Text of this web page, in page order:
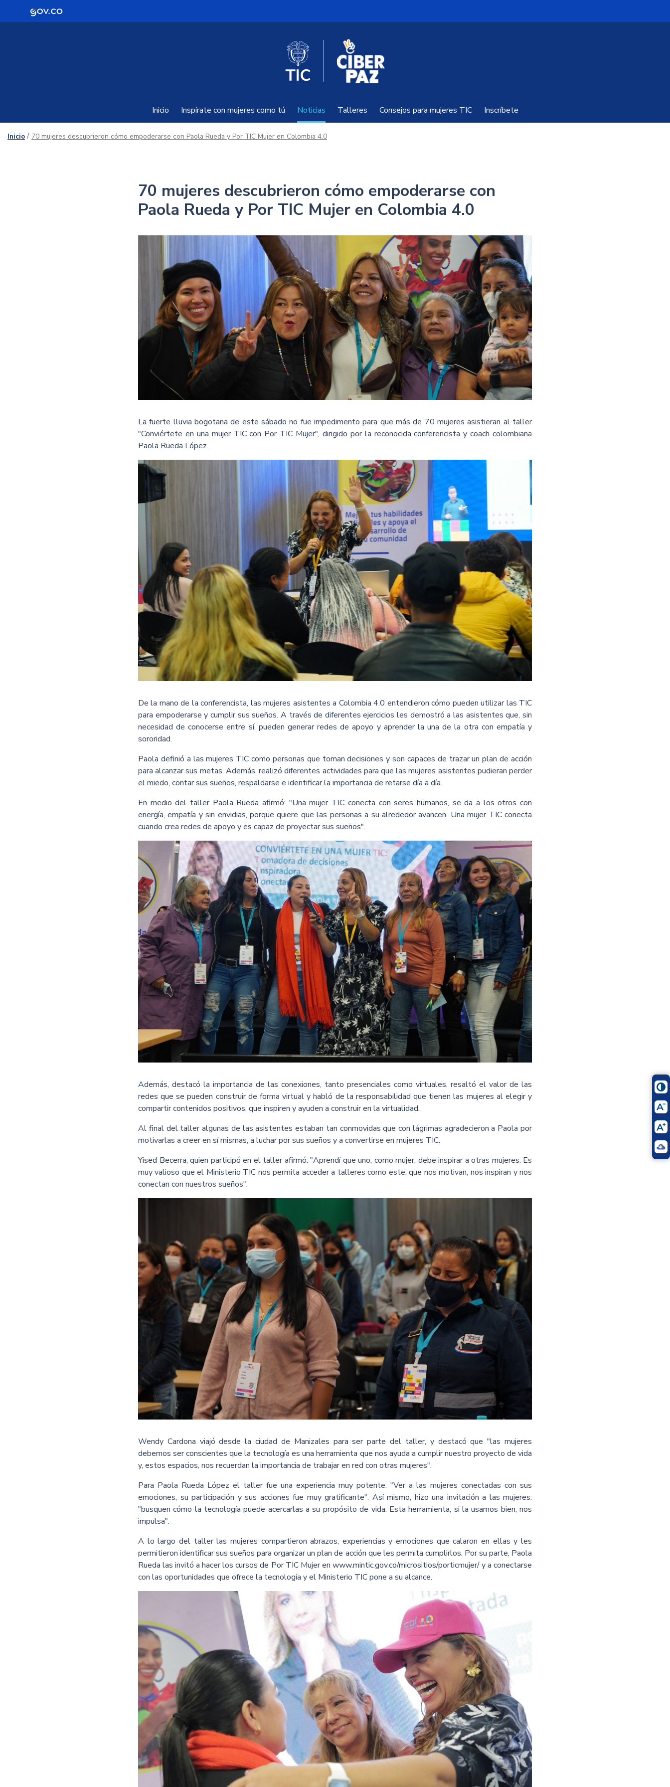
Logo Gobierno de Colombia
Logo del Ministerio TIC
Inicio Inspírate con mujeres como tú Noticias Talleres Consejos para mujeres TIC Inscríbete
Inicio / 70 mujeres descubrieron cómo empoderarse con Paola Rueda y Por TIC Mujer en Colombia 4.0
70 mujeres descubrieron cómo empoderarse con
Paola Rueda y Por TIC Mujer en Colombia 4.0
La fuerte lluvia bogotana de este sábado no fue impedimento para que más de 70 mujeres asistieran al taller
"Conviértete en una mujer TIC con Por TIC Mujer", dirigido por la reconocida conferencista y coach colombiana
Paola Rueda López.
De la mano de la conferencista, las mujeres asistentes a Colombia 4.0 entendieron cómo pueden utilizar las TIC
para empoderarse y cumplir sus sueños. A través de diferentes ejercicios les demostró a las asistentes que, sin
necesidad de conocerse entre sí, pueden generar redes de apoyo y aprender la una de la otra con empatía y
sororidad.
Paola definió a las mujeres TIC como personas que toman decisiones y son capaces de trazar un plan de acción
para alcanzar sus metas. Además, realizó diferentes actividades para que las mujeres asistentes pudieran perder
el miedo, contar sus sueños, respaldarse e identificar la importancia de retarse día a día.
En medio del taller Paola Rueda afirmó: "Una mujer TIC conecta con seres humanos, se da a los otros con
energía, empatía y sin envidias, porque quiere que las personas a su alrededor avancen. Una mujer TIC conecta
cuando crea redes de apoyo y es capaz de proyectar sus sueños".
Además, destacó la importancia de las conexiones, tanto presenciales como virtuales, resaltó el valor de las
redes que se pueden construir de forma virtual y habló de la responsabilidad que tienen las mujeres al elegir y
compartir contenidos positivos, que inspiren y ayuden a construir en la virtualidad.
Al final del taller algunas de las asistentes estaban tan conmovidas que con lágrimas agradecieron a Paola por
motivarlas a creer en sí mismas, a luchar por sus sueños y a convertirse en mujeres TIC.
Yised Becerra, quien participó en el taller afirmó: "Aprendí que uno, como mujer, debe inspirar a otras mujeres. Es
muy valioso que el Ministerio TIC nos permita acceder a talleres como este, que nos motivan, nos inspiran y nos
conectan con nuestros sueños".
Wendy Cardona viajó desde la ciudad de Manizales para ser parte del taller, y destacó que "las mujeres
debemos ser conscientes que la tecnología es una herramienta que nos ayuda a cumplir nuestro proyecto de vida
y, estos espacios, nos recuerdan la importancia de trabajar en red con otras mujeres".
Para Paola Rueda López el taller fue una experiencia muy potente. "Ver a las mujeres conectadas con sus
emociones, su participación y sus acciones fue muy gratificante". Así mismo, hizo una invitación a las mujeres:
"busquen cómo la tecnología puede acercarlas a su propósito de vida. Esta herramienta, si la usamos bien, nos
impulsa".
A lo largo del taller las mujeres compartieron abrazos, experiencias y emociones que calaron en ellas y les
permitieron identificar sus sueños para organizar un plan de acción que les permita cumplirlos. Por su parte, Paola
Rueda las invitó a hacer los cursos de Por TIC Mujer en www.mintic.gov.co/micrositios/porticmujer/ y a conectarse
con las oportunidades que ofrece la tecnología y el Ministerio TIC pone a su alcance.